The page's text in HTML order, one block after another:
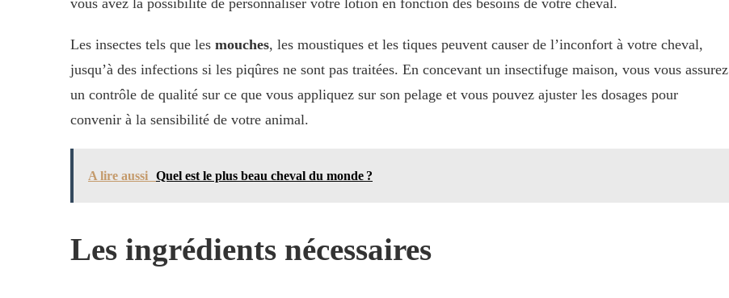
vous avez la possibilité de personnaliser votre lotion en fonction des besoins de votre cheval.
Les insectes tels que les mouches, les moustiques et les tiques peuvent causer de l’inconfort à votre cheval,
jusqu’à des infections si les piqûres ne sont pas traitées. En concevant un insectifuge maison, vous vous assurez
un contrôle de qualité sur ce que vous appliquez sur son pelage et vous pouvez ajuster les dosages pour
convenir à la sensibilité de votre animal.
A lire aussi Quel est le plus beau cheval du monde ?
Les ingrédients nécessaires